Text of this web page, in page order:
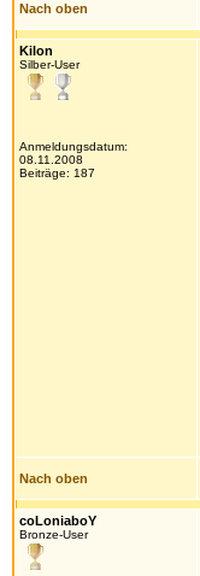
Nach oben
Kilon
Silber-User
Anmeldungsdatum:
08.11.2008
Beiträge: 187
Nach oben
coLoniaboY
Bronze-User